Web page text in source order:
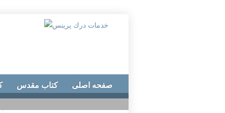
کتاب مقدس صفحه اصلی